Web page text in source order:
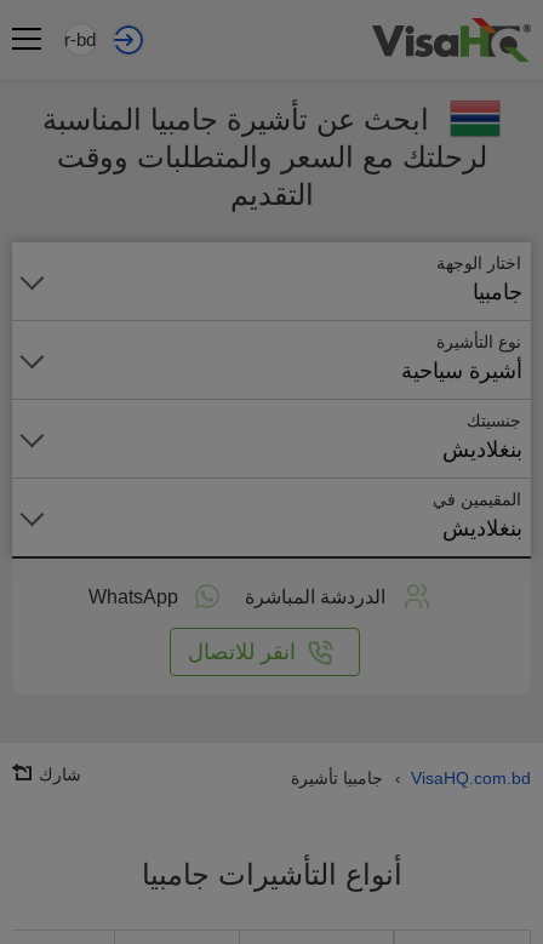
ar-bd
ابحث عن تأشيرة جامبيا المناسبة
لرحلتك مع السعر والمتطلبات ووقت
التقديم
اختار الوجهة
جامبيا
نوع التأشيرة
أشيرة سياحية
جنسيتك
بنغلاديش
المقيمين في
بنغلاديش
الدردشة المباشرة WhatsApp
انقر للاتصال
VisaHQ.com.bd
› جامبيا تأشيرة شارك
أنواع التأشيرات جامبيا